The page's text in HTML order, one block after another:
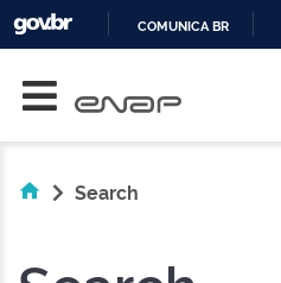
COMUNICA BR
Search